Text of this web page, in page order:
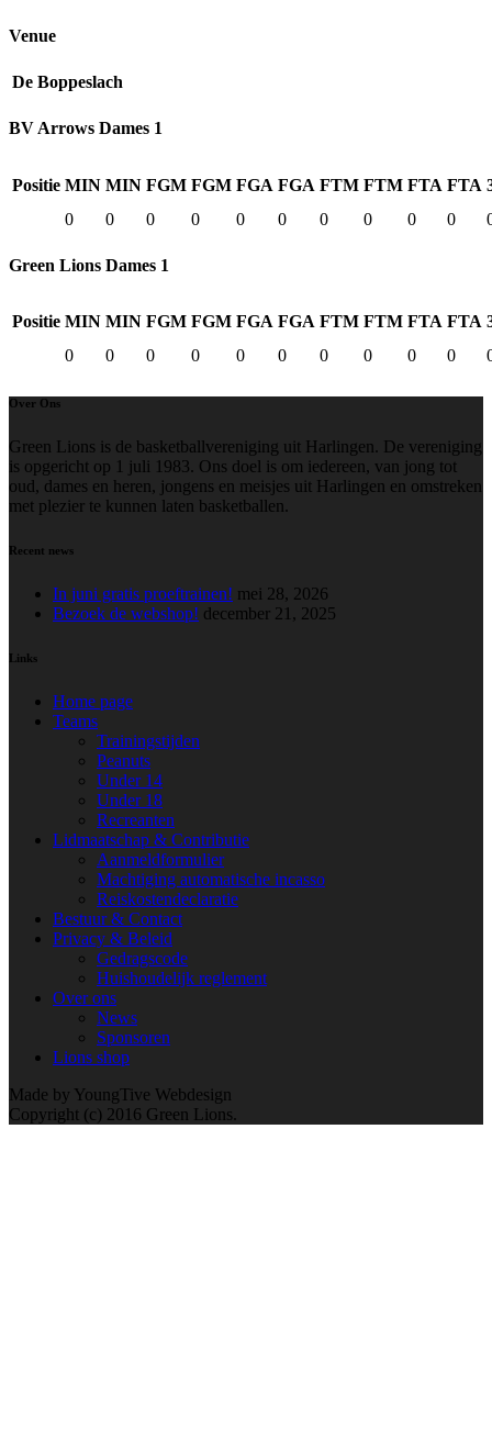
Venue
De Boppeslach
BV Arrows Dames 1
Positie MIN MIN FGM FGM FGA FGA FTM FTM FTA FTA
0
0 0 0 0 0 0 0 0 0
Green Lions Dames 1
Positie MIN MIN FGM FGM FGA FGA FTM FTM FTA FTA
0
0 0 0 0 0 0 0 0 0
Over Ons
Green Lions is de basketballvereniging uit Harlingen. De vereniging
is opgericht op 1 juli 1983. Ons doel is om iedereen, van jong tot
oud, dames en heren, jongens en meisjes uit Harlingen en omstreken
met plezier te kunnen laten basketballen.
Recent news
In juni gratis proeftrainen! mei 28, 2026
Bezoek de webshop! december 21, 2025
Links
Home page
Teams
Trainingstijden
Peanuts
Under 14
Under 18
Recreanten
Lidmaatschap & Contributie
Aanmeldformulier
Machtiging automatische incasso
Reiskostendeclaratie
Bestuur & Contact
Privacy & Beleid
Gedragscode
Huishoudelijk reglement
Over ons
News
Sponsoren
Lions shop
Made by YoungTive Webdesign
Copyright (c) 2016 Green Lions.